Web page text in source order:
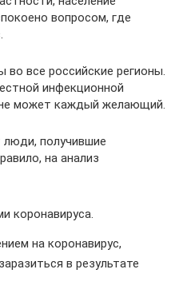
вопросом, где
все российские регионы.
инфекционной
может каждый желающий.
люди, получившие
на анализ
коронавируса.
на коронавирус,
в результате